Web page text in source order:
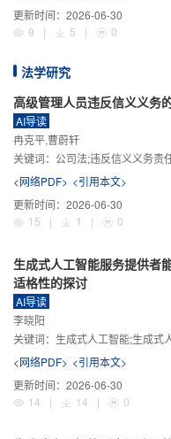
更新时间： 2026-06-30
9
| 5 | 0
法学研究
高级管理人员违反信义义务
AI导读
冉克平,曹蔚轩
关键词： 公司法;违反信义义务责
<网络PDF> <引用本文>
更新时间： 2026-06-30
15
| 1 | 0
生成式人工智能服务提供
适格性的探讨
AI导读
李晓阳
关键词： 生成式人工智能;生成式人工
<网络PDF> <引用本文>
更新时间： 2026-06-30
14
| 14 | 0